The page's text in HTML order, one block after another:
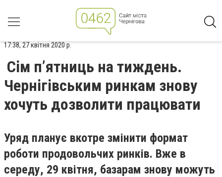
17:38, 27 квітня 2020 р.
Сім п’ятниць на тиждень.
Чернігівським ринкам знову
хочуть дозволити працювати
Уряд планує вкотре змінити формат
роботи продовольчих ринків. Вже в
середу, 29 квітня, базарам знову можуть